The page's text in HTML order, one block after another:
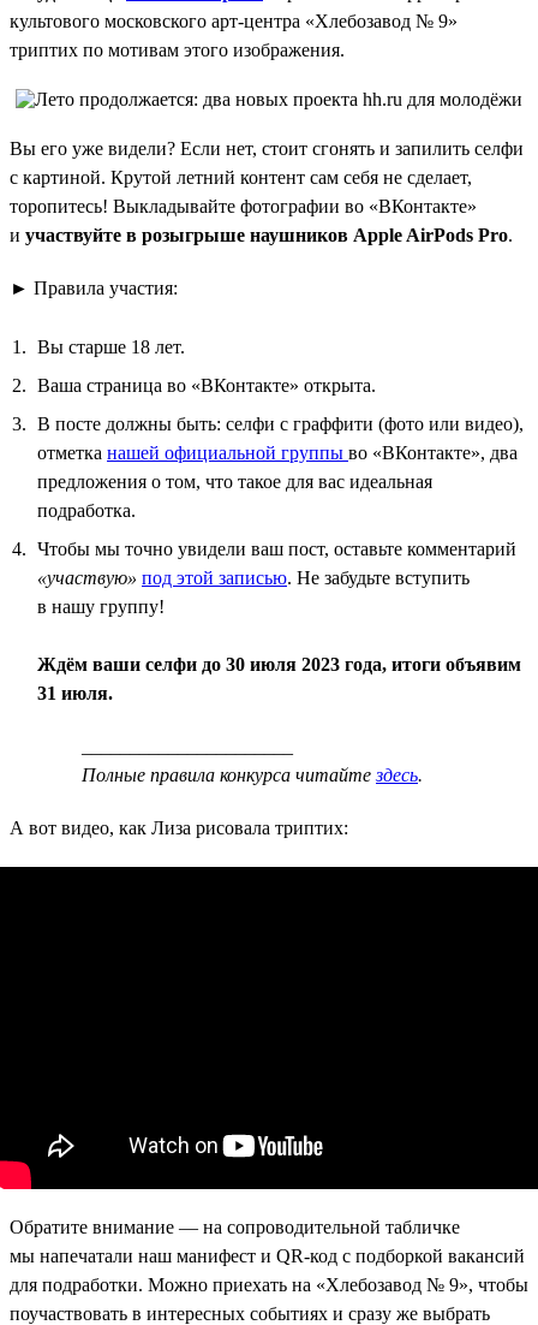
культового московского арт-центра «Хлебозавод № 9»
триптих по мотивам этого изображения.
Вы его уже видели? Если нет, стоит сгонять и запилить селфи
с картиной. Крутой летний контент сам себя не сделает,
торопитесь! Выкладывайте фотографии во «ВКонтакте»
и участвуйте в розыгрыше наушников Apple AirPods Pro.
► Правила участия:
Вы старше 18 лет.
Ваша страница во «ВКонтакте» открыта.
В посте должны быть: селфи с граффити (фото или видео),
отметка нашей официальной группы во «ВКонтакте», два
предложения о том, что такое для вас идеальная
подработка.
Чтобы мы точно увидели ваш пост, оставьте комментарий
«участвую» под этой записью. Не забудьте вступить
в нашу группу!
Ждём ваши селфи до 30 июля 2023 года, итоги объявим
31 июля.
Полные правила конкурса читайтездесь.
А вот видео, как Лиза рисовала триптих:
Обратите внимание — на сопроводительной табличке
мы напечатали наш манифест и QR-код с подборкой вакансий
для подработки. Можно приехать на «Хлебозавод № 9», чтобы
поучаствовать в интересных событиях и сразу же выбрать